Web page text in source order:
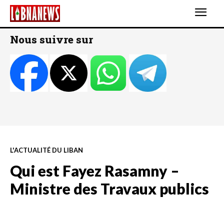
Nous suivre sur
L'ACTUALITÉ DU LIBAN
Qui est Fayez Rasamny –
Ministre des Travaux publics